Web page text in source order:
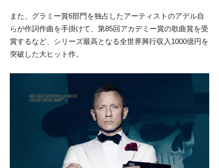
また、グラミー賞6部門を独占したアーティストのアデル自
らが作詞作曲を手掛けて、第85回アカデミー賞の歌曲賞を受
賞するなど、シリーズ最高となる全世界興行収入1000億円を
突破した大ヒット作。